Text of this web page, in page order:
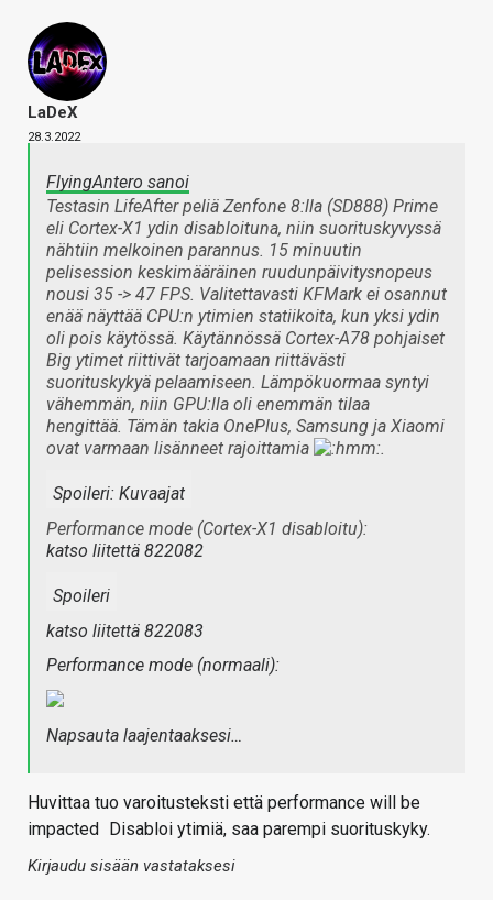
LaDeX
28.3.2022
FlyingAntero sanoi
Testasin LifeAfter peliä Zenfone 8:lla (SD888) Prime
eli Cortex-X1 ydin disabloituna, niin suorituskyvyssä
nähtiin melkoinen parannus. 15 minuutin
pelisession keskimääräinen ruudunpäivitysnopeus
nousi 35 -> 47 FPS. Valitettavasti KFMark ei osannut
enää näyttää CPU:n ytimien statiikoita, kun yksi ydin
oli pois käytössä. Käytännössä Cortex-A78 pohjaiset
Big ytimet riittivät tarjoamaan riittävästi
suorituskykyä pelaamiseen. Lämpökuormaa syntyi
vähemmän, niin GPU:lla oli enemmän tilaa
hengittää. Tämän takia OnePlus, Samsung ja Xiaomi
ovat varmaan lisänneet rajoittamia
.
Spoileri: Kuvaajat
Performance mode (Cortex-X1 disabloitu):
katso liitettä 822082
Spoileri
katso liitettä 822083
Performance mode (normaali):
Napsauta laajentaaksesi…
Huvittaa tuo varoitusteksti että performance will be
impacted
Disabloi ytimiä, saa parempi suorituskyky.
Kirjaudu sisään vastataksesi